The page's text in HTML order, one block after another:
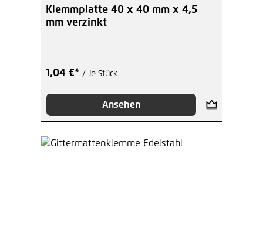
Klemmplatte 40 x 40 mm x 4,5
mm verzinkt
1,04 €* / Je Stück
Ansehen